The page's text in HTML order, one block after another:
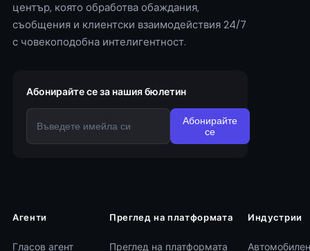
център, която обработва обаждания,
съобщения и клиентски взаимодействия 24/7
с човекоподобна интелигентност.
Абонирайте се за нашия бюлетин
Абонирайте
се
Агенти
Гласов агент
Преглед на платформата
Преглед на платформата
Индустрии